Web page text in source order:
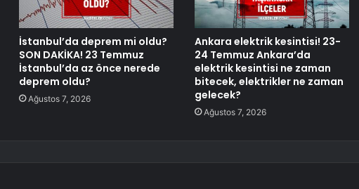
İstanbul’da deprem mi oldu?
SON DAKİKA! 23 Temmuz
İstanbul’da az önce nerede
deprem oldu?
Ağustos 7, 2026
Ankara elektrik kesintisi! 23-
24 Temmuz Ankara’da
elektrik kesintisi ne zaman
bitecek, elektrikler ne zaman
gelecek?
Ağustos 7, 2026